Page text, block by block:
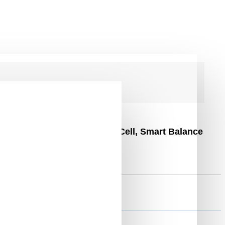
Baterie 4Ah Samsung Cell, Smart Balance